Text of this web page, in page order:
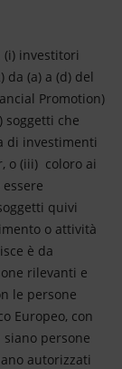
investitori
(a) a (d) del
Promotion)
soggetti che
di investimenti
o (iii) coloro ai
quivi
o attività
è da
rilevanti e
le persone
Europeo, con
persone
autorizzati